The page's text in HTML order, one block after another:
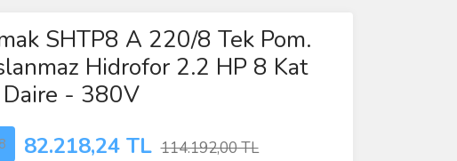
SHTP8 A 220/8 Tek Pom.
Hidrofor 2.2 HP 8 Kat
- 380V
82.218,24 TL 114.192,00 TL